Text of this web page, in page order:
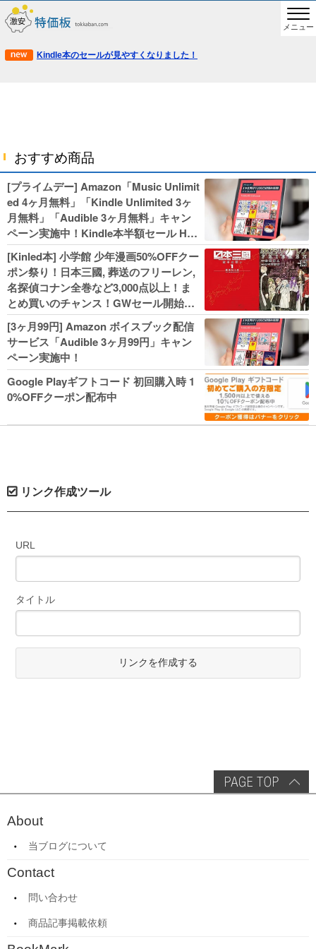
メニュー
Kindle本のセールが見やすくなりました！
おすすめ商品
[プライムデー] Amazon「Music Unlimit
ed 4ヶ月無料」「Kindle Unlimited 3ヶ
月無料」「Audible 3ヶ月無料」キャン
ペーン実施中！Kindle本半額セール HU
NTER×HUNTERなど集英社、無職転生,
幼女戦記などKADOKAWA、キャプテン
翼100円セールも！
[Kinled本] 小学館 少年漫画50%OFFクー
ポン祭り！日本三國, 葬送のフリーレン,
名探偵コナン全巻など3,000点以上！ま
とめ買いのチャンス！GWセール開始！
人気コミック多数 カドカワ祭やIT関連本
がセールに！
[3ヶ月99円] Amazon ボイスブック配信
サービス「Audible 3ヶ月99円」キャン
ペーン実施中！
Google Playギフトコード 初回購入時 1
0%OFFクーポン配布中
リンク作成ツール
URL
タイトル
リンクを作成する
About
当ブログについて
Contact
問い合わせ
商品記事掲載依頼